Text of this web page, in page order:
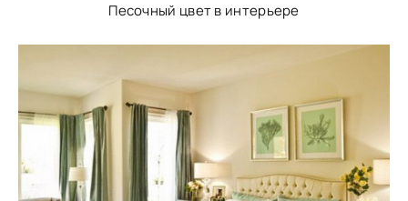
Песочный цвет в интерьере